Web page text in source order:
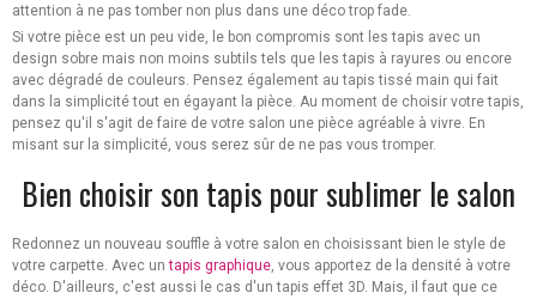
attention à ne pas tomber non plus dans une déco trop fade.
Si votre pièce est un peu vide, le bon compromis sont les tapis avec un
design sobre mais non moins subtils tels que les tapis à rayures ou encore
avec dégradé de couleurs. Pensez également au tapis tissé main qui fait
dans la simplicité tout en égayant la pièce. Au moment de choisir votre tapis,
pensez qu'il s'agit de faire de votre salon une pièce agréable à vivre. En
misant sur la simplicité, vous serez sûr de ne pas vous tromper.
Bien choisir son tapis pour sublimer le salon
Redonnez un nouveau souffle à votre salon en choisissant bien le style de
votre carpette. Avec untapis graphique, vous apportez de la densité à votre
déco. D'ailleurs, c'est aussi le cas d'un tapis effet 3D. Mais, il faut que ce